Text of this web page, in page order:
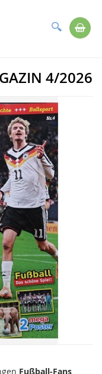
Suche
Fußball-Fans
4/2026